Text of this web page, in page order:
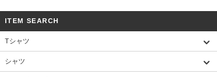
ITEM SEARCH
Tシャツ
シャツ